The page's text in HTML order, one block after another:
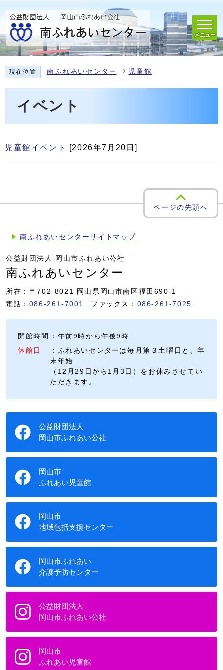
メニュー
現在位置 南ふれあいセンター 児童館
イベント
児童館イベント [2026年7月20日]
ページの先頭へ
南ふれあいセンターサイトマップ
公益財団法人 岡山市ふれあい公社
南ふれあいセンター
所在：〒702-8021 岡山県岡山市南区福田690-1
電話： 086-261-7001 ファックス： 086-261-7025
開館時間
：午前9時から午後9時
休館日
：ふれあいセンターは毎月第３土曜日と、年
末年始
（12月29日から1月3日）をお休みさせてい
ただきます。
公益財団法人
岡山市ふれあい公社
岡山市
ふれあい児童館
岡山市
地域包括支援センター
岡山市ふれあい
介護予防センター
公益財団法人
岡山市ふれあい公社
岡山市
ふれあい児童館